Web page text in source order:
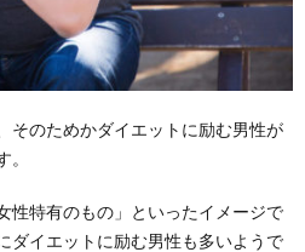
そのためかダイエットに励む男性が
性特有のもの」といったイメージで
ダイエットに励む男性も多いようで